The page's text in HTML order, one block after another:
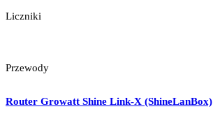
Liczniki
Przewody
Router Growatt Shine Link-X (ShineLanBox)